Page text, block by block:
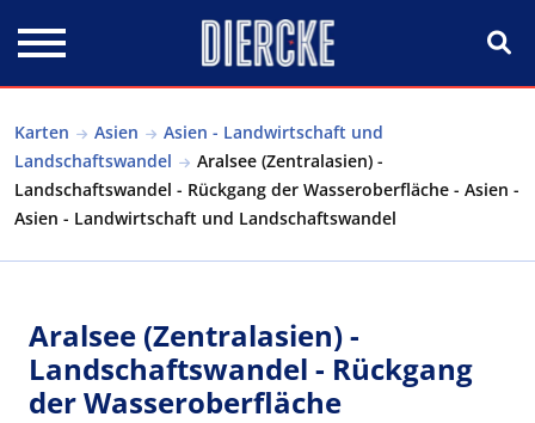
Karten Asien
Asien - Landwirtschaft und
Landschaftswandel
Aralsee (Zentralasien) -
Landschaftswandel - Rückgang der Wasseroberfläche - Asien -
Asien - Landwirtschaft und Landschaftswandel
Aralsee (Zentralasien) -
Landschaftswandel - Rückgang
der Wasseroberfläche